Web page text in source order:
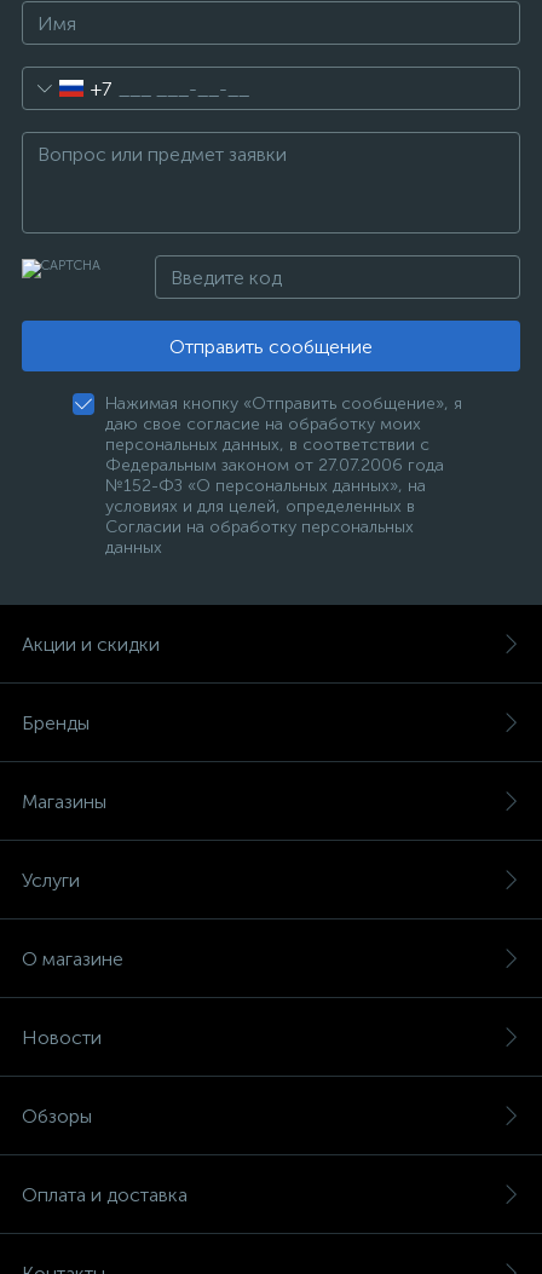
+7
Отправить сообщение
Нажимая кнопку «Отправить сообщение», я
даю свое согласие на обработку моих
персональных данных, в соответствии с
Федеральным законом от 27.07.2006 года
№152-ФЗ «О персональных данных», на
условиях и для целей, определенных в
Согласии на обработку персональных
данных
Акции и скидки
Бренды
Магазины
Услуги
О магазине
Новости
Обзоры
Оплата и доставка